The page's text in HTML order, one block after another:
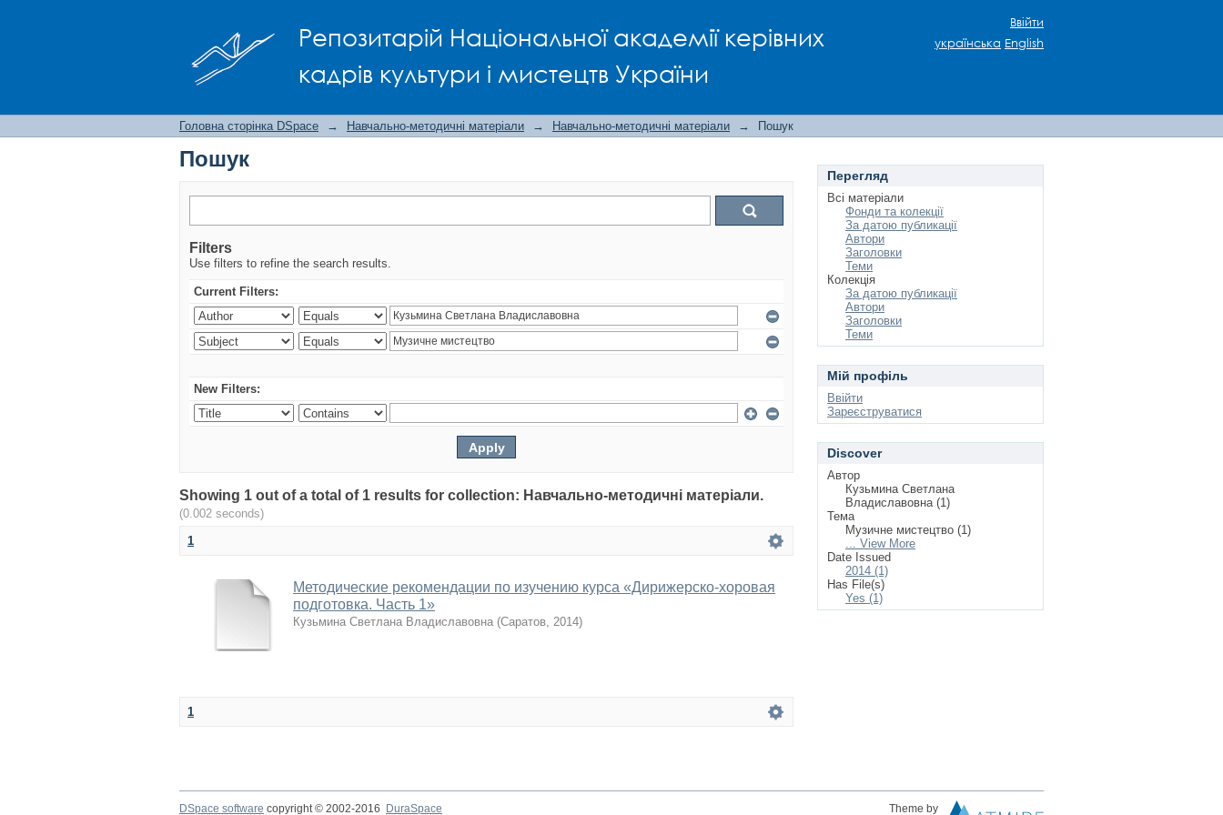
Репозитарій Національної академії керівних
кадрів культури і мистецтв України
Ввійти
українська English
Головна сторінка DSpace → Навчально-методичні матеріали → Навчально-методичні матеріали → Пошук
Пошук
Filters
Use filters to refine the search results.
Current Filters:
New Filters:
Showing 1 out of a total of 1 results for collection: Навчально-методичні матеріали.
(0.002 seconds)
1
Методические рекомендации по изучению курса «Дирижерско-хоровая
подготовка. Часть 1»
Кузьмина Светлана Владиславовна (Саратов, 2014)
1
Перегляд
Всі матеріали
Фонди та колекції
За датою публикації
Автори
Заголовки
Теми
Колекція
За датою публикації
Автори
Заголовки
Теми
Мій профіль
Ввійти
Зареєструватися
Discover
Автор
Кузьмина Светлана
Владиславовна (1)
Тема
Музичне мистецтво (1)
... View More
Date Issued
2014 (1)
Has File(s)
Yes (1)
DSpace software copyright © 2002-2016 DuraSpace Theme by